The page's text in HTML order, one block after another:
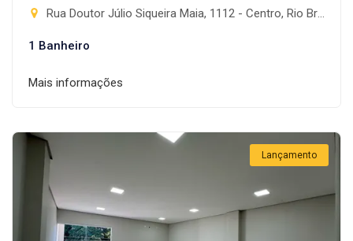
Rua Doutor Júlio Siqueira Maia, 1112 - Centro, Rio Brilhante-MS
1 Banheiro
Mais informações
Lançamento